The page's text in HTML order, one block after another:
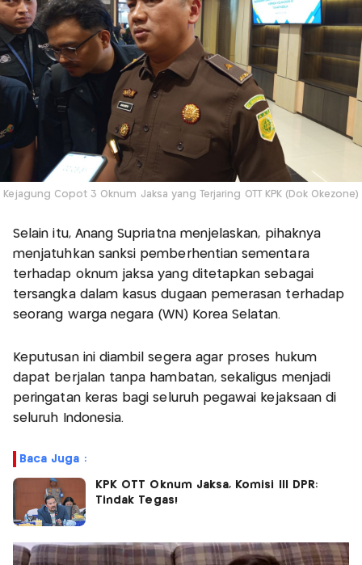
Kejagung Copot 3 Oknum Jaksa yang Terjaring OTT KPK (Dok Okezone)
Selain itu, Anang Supriatna menjelaskan, pihaknya
menjatuhkan sanksi pemberhentian sementara
terhadap oknum jaksa yang ditetapkan sebagai
tersangka dalam kasus dugaan pemerasan terhadap
seorang warga negara (WN) Korea Selatan.
Keputusan ini diambil segera agar proses hukum
dapat berjalan tanpa hambatan, sekaligus menjadi
peringatan keras bagi seluruh pegawai kejaksaan di
seluruh Indonesia.
Baca Juga :
KPK OTT Oknum Jaksa, Komisi III DPR:
Tindak Tegas!